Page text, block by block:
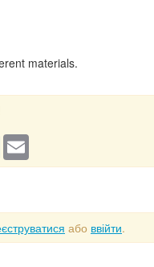
materials.
Messenger
або ввійти.